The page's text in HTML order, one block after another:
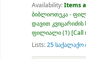
Availability:Items
ბიბლიოთეკა -
დავით
ფილიალი(1) Call
Lists:25